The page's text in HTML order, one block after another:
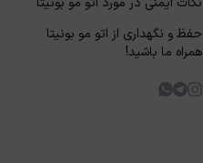
حفظ و نگهداری از اتو مو بونیتا
همراه ما باشید!